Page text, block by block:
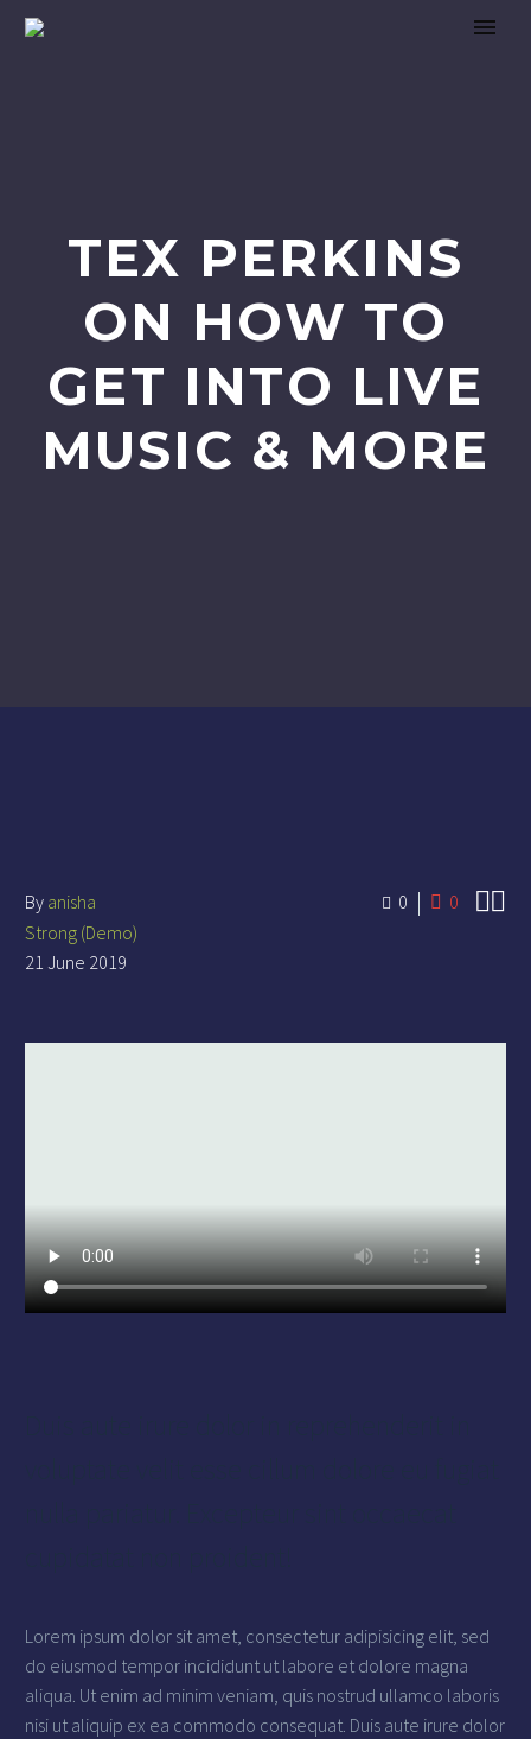
TEX PERKINS
ON HOW TO
GET INTO LIVE
MUSIC & MORE
0 0 
By anisha
Strong (Demo)
21 June 2019
Lorem ipsum dolor sit amet, consectetur adipisicing elit, sed
do eiusmod tempor incididunt ut labore et dolore magna
aliqua. Ut enim ad minim veniam, quis nostrud ullamco laboris
nisi ut aliquip ex ea commodo consequat. Duis aute irure dolor